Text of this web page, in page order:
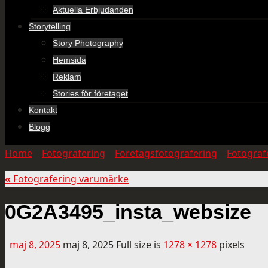
Aktuella Erbjudanden
Storytelling
Story Photography
Hemsida
Reklam
Stories för företaget
Kontakt
Blogg
Home Fotografering Företagsfotografering
« Fotografering varumärke
0G2A3495_insta_websize
maj 8, 2025 maj 8, 2025 Full size is 1278 × 1278 pixels